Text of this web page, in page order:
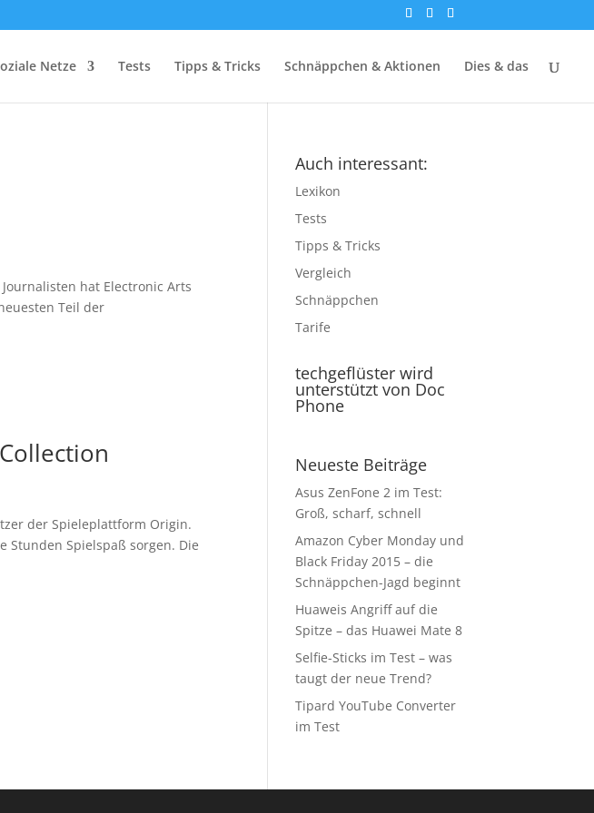
Netze Tests Tipps & Tricks Schnäppchen & Aktionen Dies & das
hat Electronic Arts
Teil der
der Spieleplattform Origin.
Stunden Spielspaß sorgen. Die
Auch interessant:
Lexikon
Tests
Tipps & Tricks
Vergleich
Schnäppchen
Tarife
techgeflüster wird
unterstützt von Doc
Phone
Neueste Beiträge
Asus ZenFone 2 im Test:
Groß, scharf, schnell
Amazon Cyber Monday und
Black Friday 2015 – die
Schnäppchen-Jagd beginnt
Huaweis Angriff auf die
Spitze – das Huawei Mate 8
Selfie-Sticks im Test – was
taugt der neue Trend?
Tipard YouTube Converter
im Test